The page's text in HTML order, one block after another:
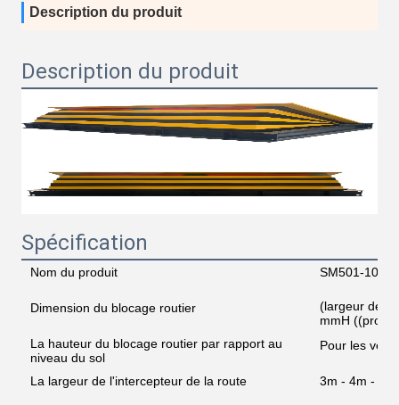
Description du produit
Description du produit
Spécification
Nom du produit SM501-1000
Dimension du blocage routier
(largeur de
mmH
La hauteur du blocage routier par rapport au
niveau du sol
Pour les
La largeur de l'intercepteur de la route 3m - 4m - 5m